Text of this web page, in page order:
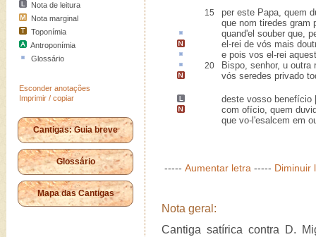
Nota de leitura
Nota marginal
Toponímia
Antroponímia
Glossário
Esconder anotações
Imprimir / copiar
Cantigas: Guia breve
Glossário
Mapa das Cantigas
15
per este Papa, quem
que nom tiredes gram
quand'el souber que,
el-rei de vós mais
e pois vos el-rei
20 Bispo, senhor, u outra
vós seredes privado
deste vosso benefício
com ofício, quem
que vo-l'esalcem em
----- Aumentar letra ----- Diminuir
Nota geral:
Cantiga satírica contra D.